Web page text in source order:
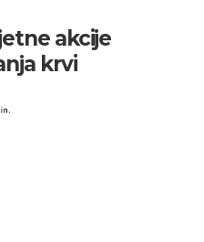
akcije
krvi